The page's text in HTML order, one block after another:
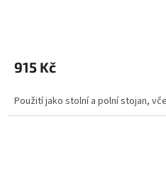
915 Kč
Použití jako stolní a polní stojan,